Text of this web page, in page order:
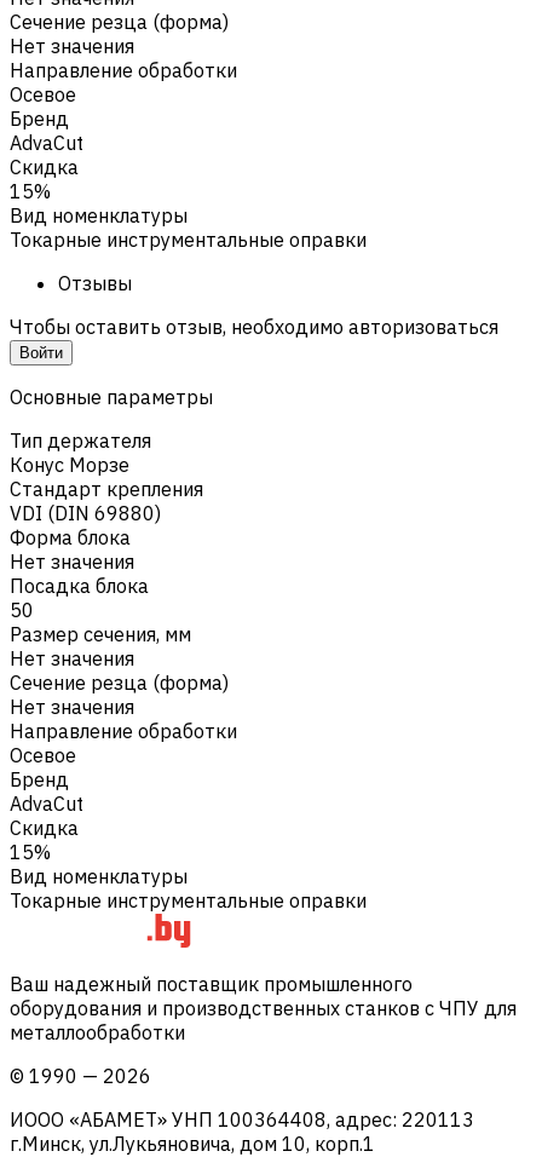
Сечение резца (форма)
Нет значения
Направление обработки
Осевое
Бренд
AdvaCut
Скидка
15%
Вид номенклатуры
Токарные инструментальные оправки
Отзывы
Чтобы оставить отзыв, необходимо авторизоваться
Войти
Основные параметры
Тип держателя
Конус Морзе
Стандарт крепления
VDI (DIN 69880)
Форма блока
Нет значения
Посадка блока
50
Размер сечения, мм
Нет значения
Сечение резца (форма)
Нет значения
Направление обработки
Осевое
Бренд
AdvaCut
Скидка
15%
Вид номенклатуры
Токарные инструментальные оправки
Ваш надежный поставщик промышленного
оборудования и производственных станков с ЧПУ для
металлообработки
© 1990 — 2026
ИООО «АБАМЕТ» УНП 100364408, адрес: 220113
г.Минск, ул.Лукьяновича, дом 10, корп.1